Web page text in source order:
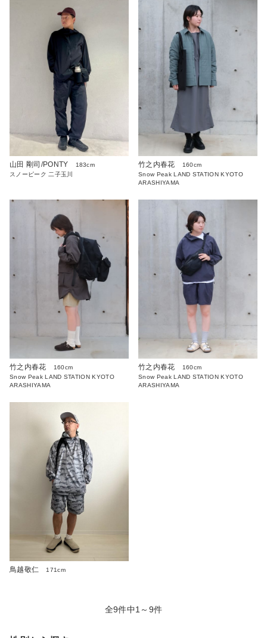
山田 剛司/PONTY
183cm
スノーピーク 二子玉川
竹之内春花
160cm
Snow Peak LAND STATION KYOTO
ARASHIYAMA
竹之内春花
160cm
Snow Peak LAND STATION KYOTO
ARASHIYAMA
竹之内春花
160cm
Snow Peak LAND STATION KYOTO
ARASHIYAMA
鳥越敬仁 171cm
全9件中1～9件